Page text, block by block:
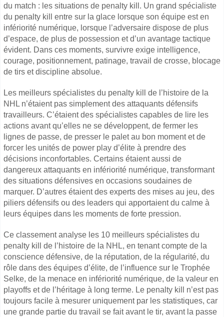
du match : les situations de penalty kill. Un grand spécialiste
du penalty kill entre sur la glace lorsque son équipe est en
infériorité numérique, lorsque l’adversaire dispose de plus
d’espace, de plus de possession et d’un avantage tactique
évident. Dans ces moments, survivre exige intelligence,
courage, positionnement, patinage, travail de crosse, blocage
de tirs et discipline absolue.
Les meilleurs spécialistes du penalty kill de l’histoire de la
NHL n’étaient pas simplement des attaquants défensifs
travailleurs. C’étaient des spécialistes capables de lire les
actions avant qu’elles ne se développent, de fermer les
lignes de passe, de presser le palet au bon moment et de
forcer les unités de power play d’élite à prendre des
décisions inconfortables. Certains étaient aussi de
dangereux attaquants en infériorité numérique, transformant
des situations défensives en occasions soudaines de
marquer. D’autres étaient des experts des mises au jeu, des
piliers défensifs ou des leaders qui apportaient du calme à
leurs équipes dans les moments de forte pression.
Ce classement analyse les 10 meilleurs spécialistes du
penalty kill de l’histoire de la NHL, en tenant compte de la
conscience défensive, de la réputation, de la régularité, du
rôle dans des équipes d’élite, de l’influence sur le Trophée
Selke, de la menace en infériorité numérique, de la valeur en
playoffs et de l’héritage à long terme. Le penalty kill n’est pas
toujours facile à mesurer uniquement par les statistiques, car
une grande partie du travail se fait avant le tir, avant la passe